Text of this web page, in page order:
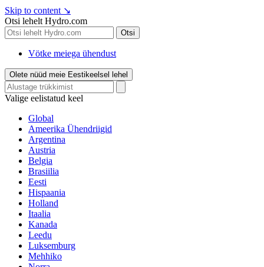
Skip to content ↘
Otsi lehelt Hydro.com
Otsi
Vötke meiega ühendust
Olete nüüd meie Eestikeelsel lehel
Valige eelistatud keel
Global
Ameerika Ühendriigid
Argentina
Austria
Belgia
Brasiilia
Eesti
Hispaania
Holland
Itaalia
Kanada
Leedu
Luksemburg
Mehhiko